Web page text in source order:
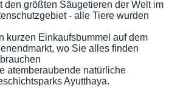
den größten Säugetieren der Welt im
- alle Tiere wurden
kurzen Einkaufsbummel auf dem
wo Sie alles finden
atemberaubende natürliche
Ayutthaya.